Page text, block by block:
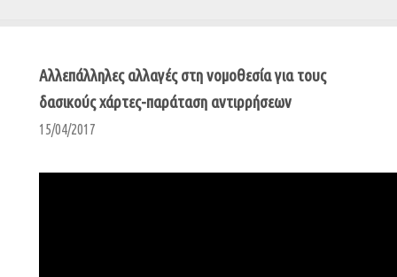
Αλλεπάλληλες αλλαγές στη νομοθεσία για τους
δασικούς χάρτες-παράταση αντιρρήσεων
15/04/2017